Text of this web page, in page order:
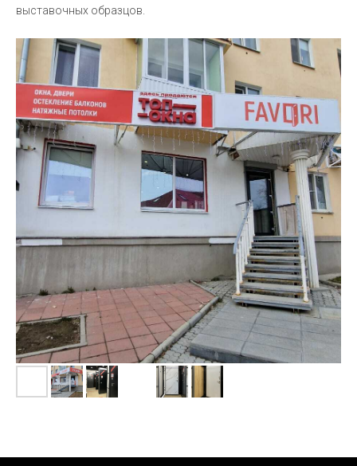
выставочных образцов.